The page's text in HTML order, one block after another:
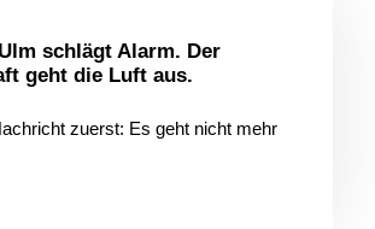
schlägt Alarm. Der
geht die Luft aus.
zuerst: Es geht nicht mehr